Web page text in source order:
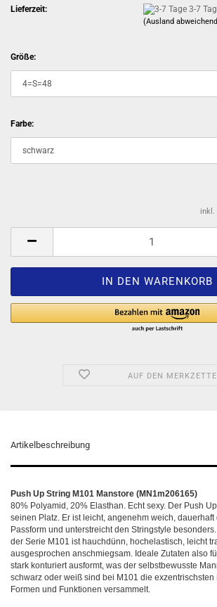
Lieferzeit:
3-7
(Ausland
Größe:
Farbe:
inkl.
AUF DEN
Artikelbeschreibung
Push Up String M101 Manstore (MN1m206165)
80% Polyamid, 20% Elasthan. Echt sexy. Der Push
seinen Platz. Er ist leicht, angenehm weich, dauerhaft
Passform und unterstreicht den Stringstyle
der Serie M101 ist hauchdünn, hochelastisch, leicht
ausgesprochen anschmiegsam. Ideale Zutaten also
stark konturiert ausformt, was der selbstbewusste
schwarz oder weiß sind bei M101 die exzentrischsten
Formen und Funktionen versammelt.